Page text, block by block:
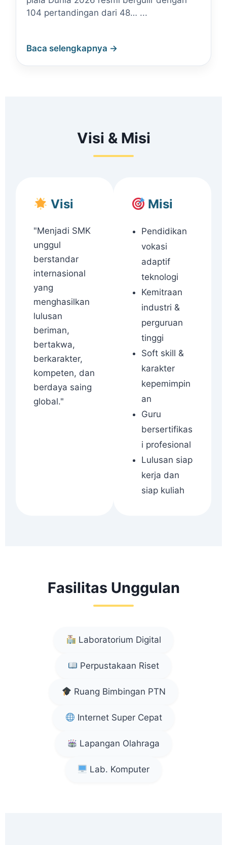
104 pertandingan dari 48… ...
Baca selengkapnya →
Visi & Misi
Visi
"Menjadi SMK
unggul
berstandar
internasional
yang
menghasilkan
lulusan
beriman,
bertakwa,
berkarakter,
kompeten, dan
berdaya saing
global."
Misi
Pendidikan
vokasi
adaptif
teknologi
Kemitraan
industri &
perguruan
tinggi
Soft skill &
karakter
kepemimpin
an
Guru
bersertifikas
i profesional
Lulusan siap
kerja dan
siap kuliah
Fasilitas Unggulan
Laboratorium Digital
Perpustakaan Riset
Ruang Bimbingan PTN
Internet Super Cepat
Lapangan Olahraga
Lab. Komputer